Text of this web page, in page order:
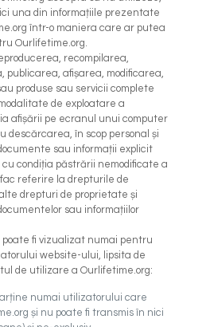
una din informațiile prezentate
într-o maniera care ar putea
Ourlifetime.org.
recompilarea,
publicarea, afișarea, modificarea,
produse sau servicii complete
de exploatare a
afișării pe ecranul unui computer
descărcarea, în scop personal și
sau informații explicit
condiția păstrării nemodificate a
referire la drepturile de
drepturi de proprietate și
sau informațiilor
fi vizualizat numai pentru
website-ului, lipsita de
de utilizare a Ourlifetime.org:
numai utilizatorului care
și nu poate fi transmis în nici